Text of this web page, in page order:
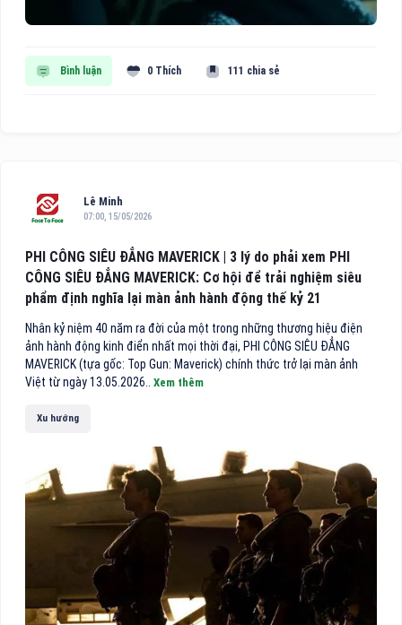
Bình luận 0 Thích 111 chia sẻ
Lê Minh
07:00, 15/05/2026
PHI CÔNG SIÊU ĐẲNG MAVERICK | 3 lý do phải xem PHI
CÔNG SIÊU ĐẲNG MAVERICK: Cơ hội để trải nghiệm siêu
phẩm định nghĩa lại màn ảnh hành động thế kỷ 21
Nhân kỷ niệm 40 năm ra đời của một trong những thương hiệu điện
ảnh hành động kinh điển nhất mọi thời đại, PHI CÔNG SIÊU ĐẲNG
MAVERICK (tựa gốc: Top Gun: Maverick) chính thức trở lại màn ảnh
Việt từ ngày 13.05.2026.. Xem thêm
Xu hướng